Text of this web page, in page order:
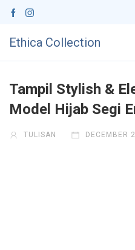
Ethica Collection
Tampil Stylish &
Model Hijab Segi
TULISAN DECEMBER